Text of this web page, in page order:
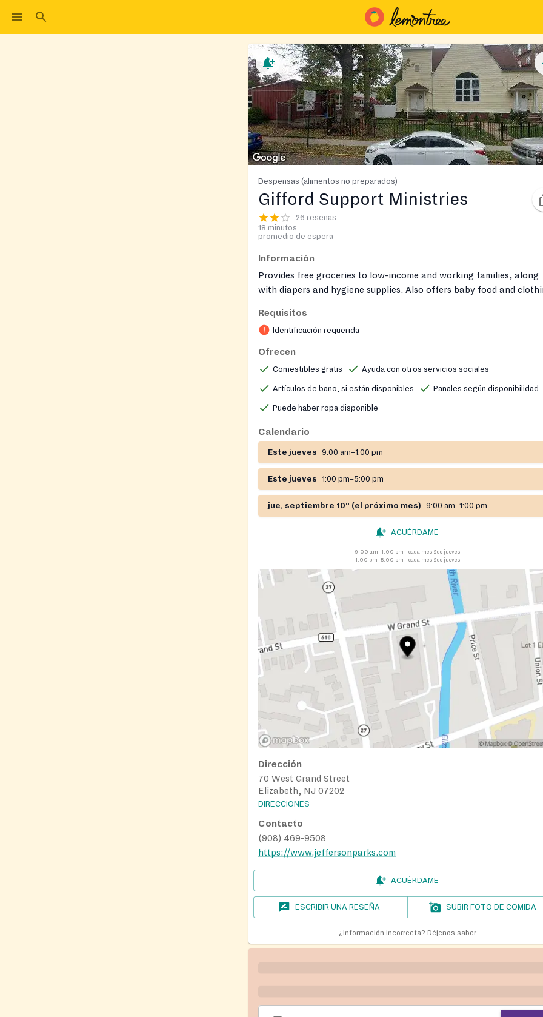
Despensas (alimentos no preparados)
Gifford Support Ministries
26 reseñas
18 minutos
promedio de espera
Información
Provides free groceries to low-income and working families, along
with diapers and hygiene supplies. Also offers baby food and
FoodBank of NJ; additional immigration and supportive services are
available.
Requisitos
Identificación requerida
Ofrecen
Comestibles gratis Ayuda con otros servicios sociales
Artículos de baño, si están disponibles Pañales según disponibilidad
Puede haber ropa disponible
Calendario
Este jueves 9:00 am–1:00 pm
Este jueves 1:00 pm–5:00 pm
jue, septiembre 10º (el próximo mes) 9:00 am–1:00 pm
ACUÉRDAME
9:00 am–1:00 pm
cada mes 2do jueves
1:00 pm–5:00 pm
cada mes 2do jueves
Dirección
70 West Grand Street
Elizabeth, NJ 07202
DIRECCIONES
Contacto
(908) 469-9508
https://www.jeffersonparks.com
ACUÉRDAME
ESCRIBIR UNA RESEÑA SUBIR FOTO DE COMIDA
¿Información incorrecta? Déjenos saber